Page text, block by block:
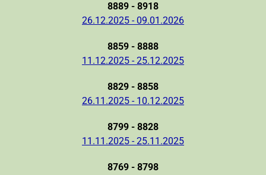
8889 - 8918
26.12.2025 - 09.01.2026
8859 - 8888
11.12.2025 - 25.12.2025
8829 - 8858
26.11.2025 - 10.12.2025
8799 - 8828
11.11.2025 - 25.11.2025
8769 - 8798